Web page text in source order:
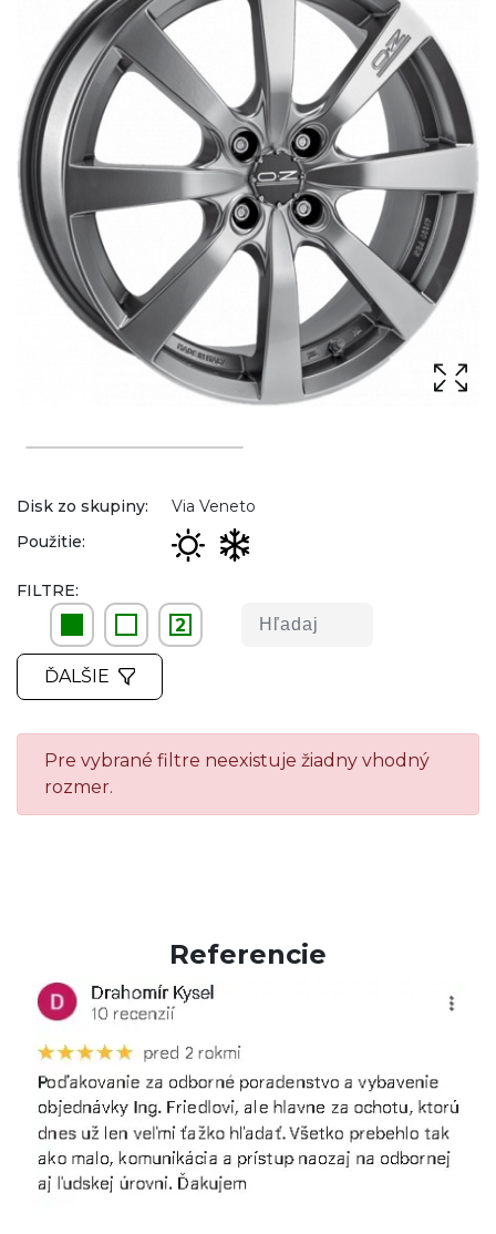
Disk zo skupiny:
Via Veneto
Použitie:
FILTRE:
2
ĎALŠIE
Pre vybrané filtre neexistuje žiadny vhodný
rozmer.
Referencie